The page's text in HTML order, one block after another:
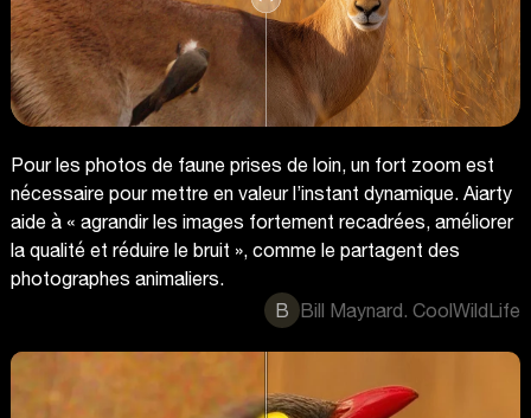
Pour les photos de faune prises de loin, un fort zoom est
nécessaire pour mettre en valeur l’instant dynamique. Aiarty
aide à « agrandir les images fortement recadrées, améliorer
la qualité et réduire le bruit », comme le partagent des
photographes animaliers.
B
Bill Maynard. CoolWildLife